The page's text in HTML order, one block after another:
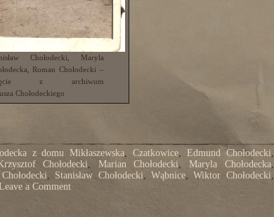
Chołodecki, Maryla
Roman Chołodecki –
z archiwum
Chołodeckiego
z domu Mikłaszewska, Czatkowice, Edmund Chołodecki,
Chołodecki, Marian Chołodecki, Maryla Chołodecka,
, Stanisław Chołodecki, Wąbnice,Wiktor Chołodecki,
a Comment